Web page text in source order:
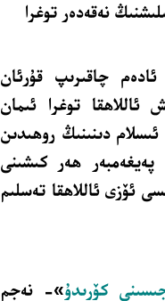
نەقەدەر توغرا
ئادەم چاقىرىپ قۇرئان
ئاللاھقا توغرا ئىمان
ئىسلام دىنىنىڭ روھىدىن
پەيغەمبەر ھەر كىشىنى
ئۆزى ئاللاھقا تەسلىم
كۆرىدۇ»- نەجم